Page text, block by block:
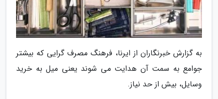
به گزارش خبرنگاران از ایرنا، فرهنگ مصرف گرایی که بیشتر
جوامع به سمت آن هدایت می شوند یعنی میل به خرید
وسایل، بیش از حد نیاز.